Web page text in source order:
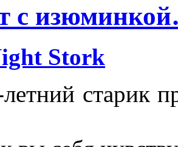
с
Stork
старик